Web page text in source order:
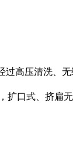
高压清洗、
口式、挤扁